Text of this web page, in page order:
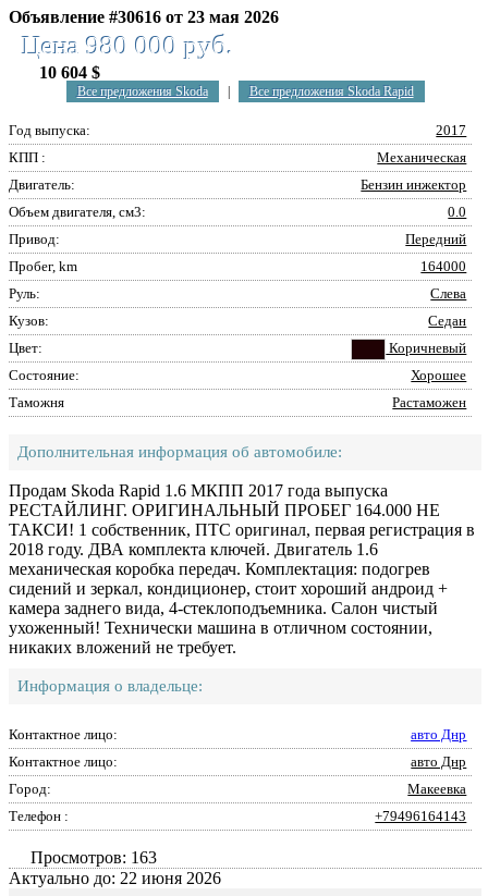
Объявление #30616 от 23 мая 2026
Цена 980 000 руб.
10 604 $
Все предложения Skoda Все предложения Skoda Rapid
Год выпуска:
2017
КПП :
Механическая
Двигатель:
Бензин инжектор
Объем двигателя, см3:
0.0
Привод:
Передний
Пробег, km
164000
Руль:
Слева
Кузов:
Седан
Цвет:
Коричневый
Состояние:
Хорошее
Таможня
Растаможен
Дополнительная информация об автомобиле:
Продам Skoda Rapid 1.6 МКПП 2017 года выпуска
РЕСТАЙЛИНГ. ОРИГИНАЛЬНЫЙ ПРОБЕГ 164.000 НЕ
ТАКСИ! 1 собственник, ПТС оригинал, первая регистрация в
2018 году. ДВА комплекта ключей. Двигатель 1.6
механическая коробка передач. Комплектация: подогрев
сидений и зеркал, кондиционер, стоит хороший андроид +
камера заднего вида, 4-стеклоподъемника. Салон чистый
ухоженный! Технически машина в отличном состоянии,
никаких вложений не требует.
Информация о владельце:
Контактное лицо:
авто Днр
Контактное лицо:
авто Днр
Город:
Макеевка
Телефон :
+79496164143
Просмотров: 163
Актуально до: 22 июня 2026